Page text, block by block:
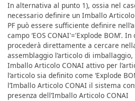
In alternativa al punto 1), ossia nel
necessario definire un Imballo
PF può essere sufficiente definire
campo ‘EOS CONAI'='Explode BOM’.
procederà direttamente a cercare
assemblaggio l’articolo di
Imballo Articolo CONAI attivo per
l’articolo sia definito come ‘Explode
l’Imballo Articolo CONAI il sistema
presenza dell’Imballo Articolo CONAI